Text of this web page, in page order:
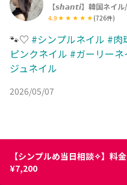
4.9 (726件)
🐾♡ #シンプルネイル #肉
ピンクネイル #ガーリーネ
ジュネイル
2026/05/07
【シンプルめ当日相談✧】料
¥7,200